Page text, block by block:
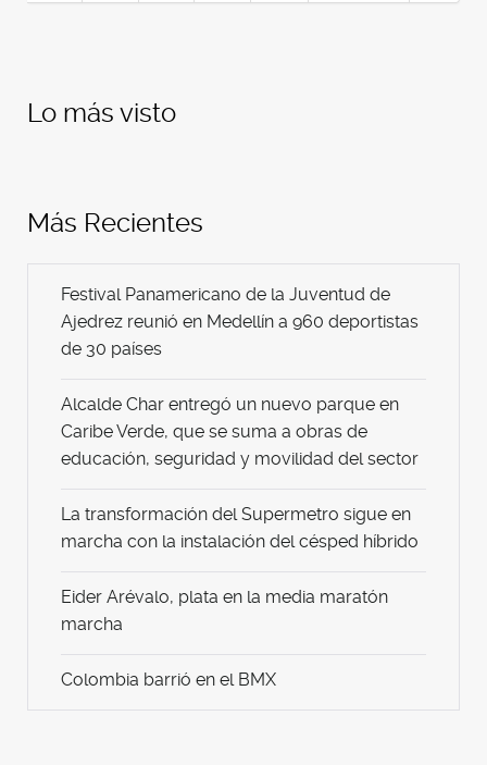
Lo más visto
Más Recientes
Festival Panamericano de la Juventud de
Ajedrez reunió en Medellín a 960 deportistas
de 30 países
Alcalde Char entregó un nuevo parque en
Caribe Verde, que se suma a obras de
educación, seguridad y movilidad del sector
La transformación del Supermetro sigue en
marcha con la instalación del césped híbrido
Eider Arévalo, plata en la media maratón
marcha
Colombia barrió en el BMX